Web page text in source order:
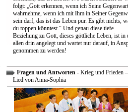
folgt: „Gott erkennen, wenn ich Seine Gegenwart
wahrnehme, wenn ich mit Ihm in Seiner
sein darf, das ist das Leben pur. Es gibt nichts,
du toppen könntest.“ Und genau diese tiefe
Beziehung zu Gott, dieses göttliche Leben, ist in
allen drin angelegt und wartet nur darauf, in
genommen zu werden!
Fragen und Antworten- Krieg und Frieden –
Lied von Anna-Sophia